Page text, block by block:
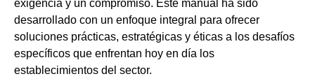
exigencia y un compromiso. Este manual ha sido
desarrollado con un enfoque integral para ofrecer
soluciones prácticas, estratégicas y éticas a los desafíos
específicos que enfrentan hoy en día los
establecimientos del sector.